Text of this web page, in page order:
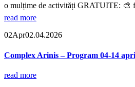
o mulțime de activități GRATUITE: 🎨
read more
02Apr02.04.2026
Complex Arinis – Program 04-14
read more